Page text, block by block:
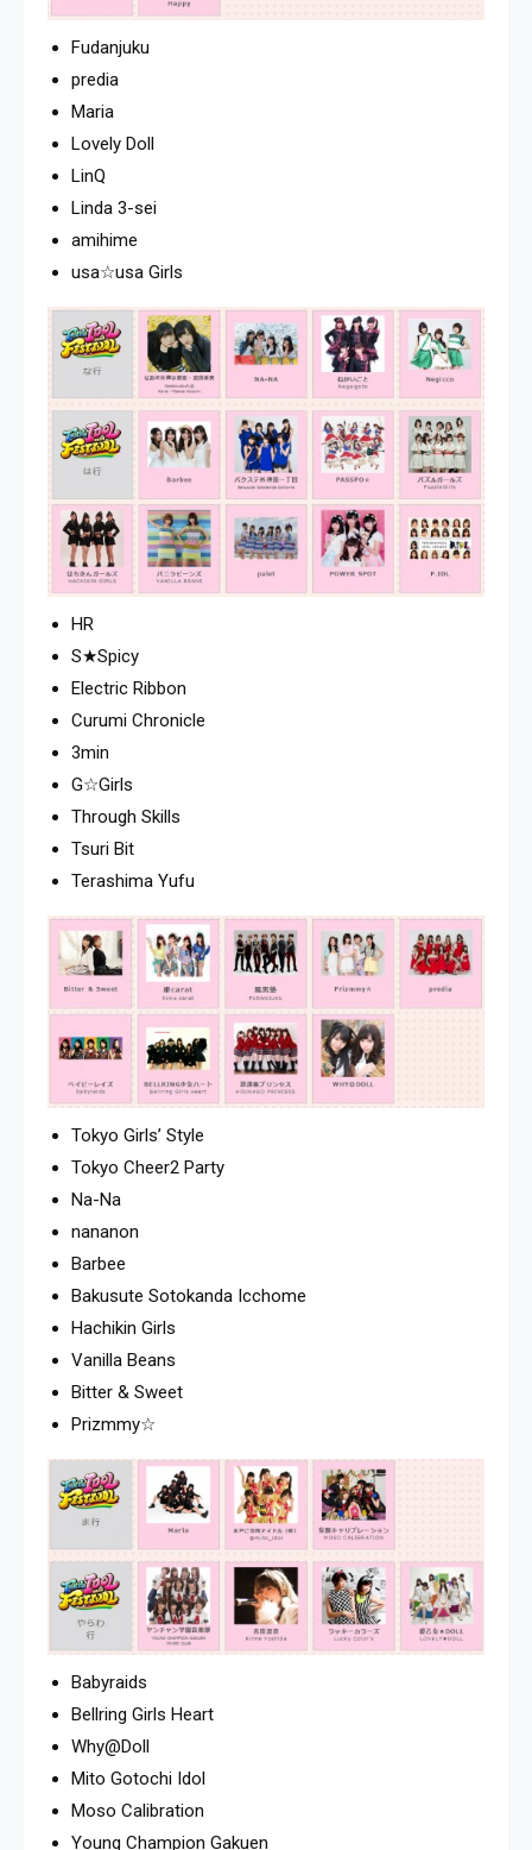
Fudanjuku
predia
Maria
Lovely Doll
LinQ
Linda 3-sei
amihime
usa☆usa Girls
HR
S★Spicy
Electric Ribbon
Curumi Chronicle
3min
G☆Girls
Through Skills
Tsuri Bit
Terashima Yufu
Tokyo Girls’ Style
Tokyo Cheer2 Party
Na-Na
nananon
Barbee
Bakusute Sotokanda Icchome
Hachikin Girls
Vanilla Beans
Bitter & Sweet
Prizmmy☆
Babyraids
Bellring Girls Heart
Why@Doll
Mito Gotochi Idol
Moso Calibration
Young Champion Gakuen